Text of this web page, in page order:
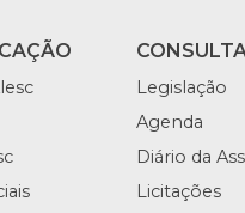
Legislação
Agenda
Diário da
Licitações